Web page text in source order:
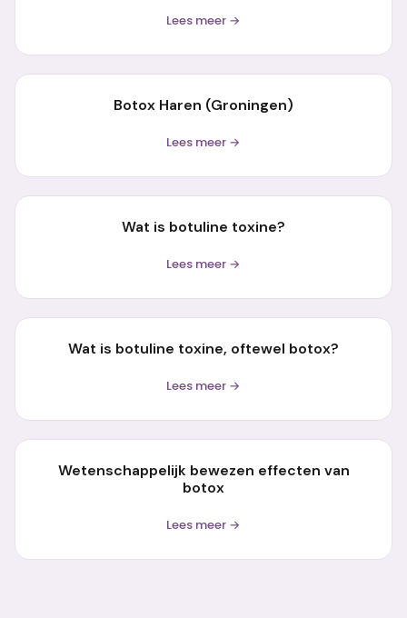
Lees meer →
Botox Haren (Groningen)
Lees meer →
Wat is botuline toxine?
Lees meer →
Wat is botuline toxine, oftewel botox?
Lees meer →
Wetenschappelijk bewezen effecten van
botox
Lees meer →